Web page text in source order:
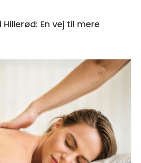
En vej til mere